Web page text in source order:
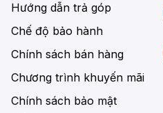
Hướng dẫn trả góp
Chế độ bảo hành
Chính sách bán hàng
Chương trình khuyến mãi
Chính sách bảo mật